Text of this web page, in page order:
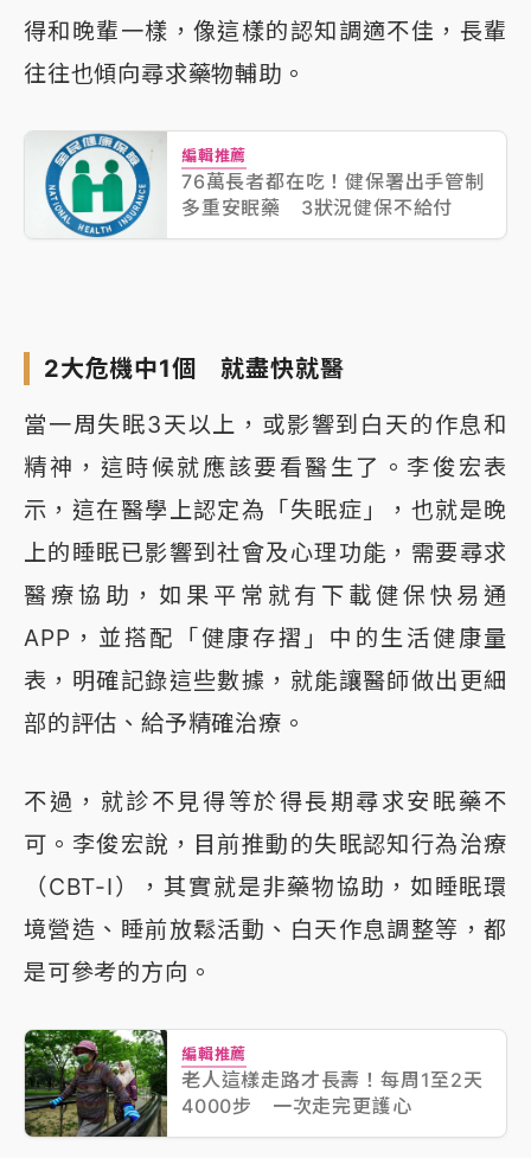
得和晚輩一樣，像這樣的認知調適不佳，長輩
往往也傾向尋求藥物輔助。
編輯推薦
76萬長者都在吃！健保署出手管制
多重安眠藥 3狀況健保不給付
2大危機中1個 就盡快就醫
當一周失眠3天以上，或影響到白天的作息和
精神，這時候就應該要看醫生了。李俊宏表
示，這在醫學上認定為「失眠症」，也就是晚
上的睡眠已影響到社會及心理功能，需要尋求
醫療協助，如果平常就有下載健保快易通
APP，並搭配「健康存摺」中的生活健康量
表，明確記錄這些數據，就能讓醫師做出更細
部的評估、給予精確治療。
不過，就診不見得等於得長期尋求安眠藥不
可。李俊宏說，目前推動的失眠認知行為治療
（CBT-I），其實就是非藥物協助，如睡眠環
境營造、睡前放鬆活動、白天作息調整等，都
是可參考的方向。
編輯推薦
老人這樣走路才長壽！每周1至2天
4000步 一次走完更護心